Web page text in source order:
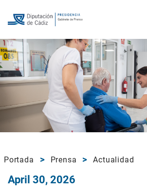
Portada Prensa Actualidad
April 30, 2026